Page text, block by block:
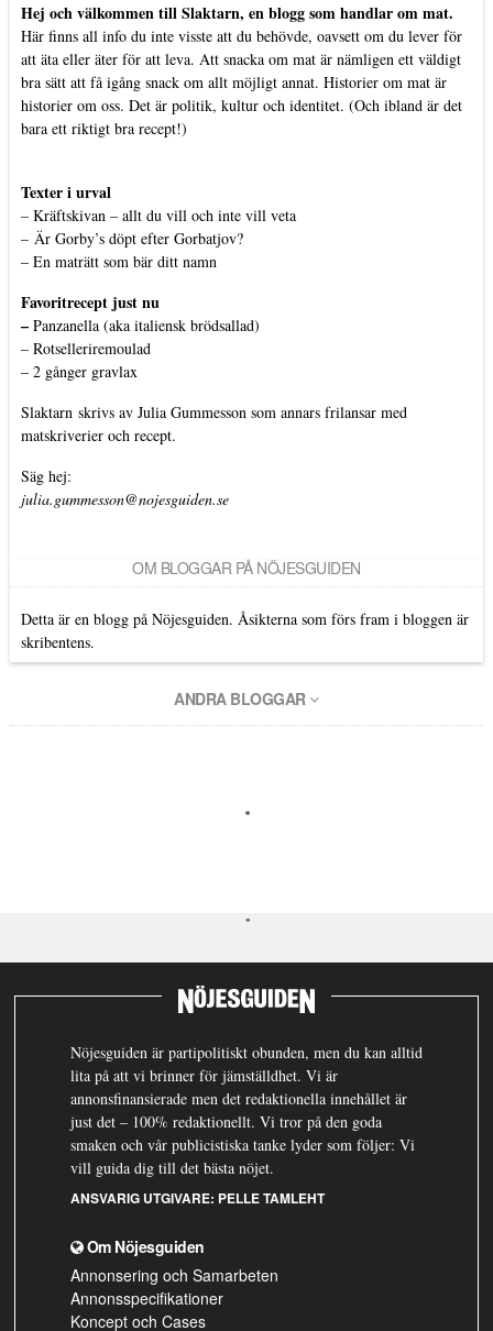
Hej och välkommen till Slaktarn, en blogg som handlar om mat.
Här finns all info du inte visste att du behövde, oavsett om du lever för
att äta eller äter för att leva. Att snacka om mat är nämligen ett väldigt
bra sätt att få igång snack om allt möjligt annat. Historier om mat är
historier om oss. Det är politik, kultur och identitet. (Och ibland är det
bara ett riktigt bra recept!)
Texter i urval
– Kräftskivan – allt du vill och inte vill veta
– Är Gorby’s döpt efter Gorbatjov?
– En maträtt som bär ditt namn
Favoritrecept just nu
– Panzanella (aka italiensk brödsallad)
– Rotselleriremoulad
– 2 gånger gravlax
Slaktarn skrivs av Julia Gummesson som annars frilansar med
matskriverier och recept.
Säg hej:
julia.gummesson@nojesguiden.se
OM BLOGGAR PÅ NÖJESGUIDEN
Detta är en blogg på Nöjesguiden. Åsikterna som förs fram i bloggen är
skribentens.
ANDRA BLOGGAR
Nöjesguiden är partipolitiskt obunden, men du kan alltid
lita på att vi brinner för jämställdhet. Vi är
annonsfinansierade men det redaktionella innehållet är
just det – 100% redaktionellt. Vi tror på den goda
smaken och vår publicistiska tanke lyder som följer: Vi
vill guida dig till det bästa nöjet.
ANSVARIG UTGIVARE: PELLE TAMLEHT
Om Nöjesguiden
Annonsering och Samarbeten
Annonsspecifikationer
Koncept och Cases